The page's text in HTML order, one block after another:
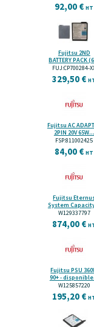
92,00 €HT
Fujitsu 2ND
BATTERY PACK
FUJ:CP700284-
329,50 €
Fujitsu AC
2PIN 20V 65W...
FSP:811002425
84,00 €HT
Fujitsu
System
W129337797
874,00 €
Fujitsu PSU
90+ -
W125857220
195,20 €